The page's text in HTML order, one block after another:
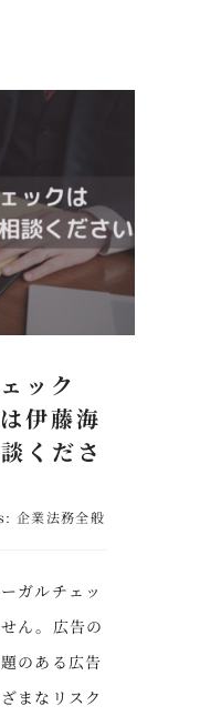
ック
伊藤海
くださ
企業法務全般
ガルチェッ
ん。広告の
のある広告
まなリスク